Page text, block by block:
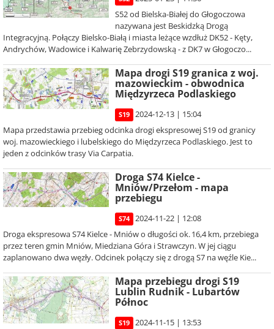
S52 od Bielska-Białej do Głogoczowa
nazywana jest Beskidzką Drogą
Integracyjną. Połączy Bielsko-Białą i miasta leżące wzdłuż DK52 - Kęty,
Andrychów, Wadowice i Kalwarię Zebrzydowską - z DK7 w Głogoczo...
Mapa drogi S19 granica z woj.
mazowieckim - obwodnica
Międzyrzeca Podlaskiego
S19
2024-12-13 | 15:04
Mapa przedstawia przebieg odcinka drogi ekspresowej S19 od granicy
woj. mazowieckiego i lubelskiego do Międzyrzeca Podlaskiego. Jest to
jeden z odcinków trasy Via Carpatia.
Droga S74 Kielce -
Mniów/Przełom - mapa
przebiegu
S74
2024-11-22 | 12:08
Droga ekspresowa S74 Kielce - Mniów o długości ok. 16,4 km, przebiega
przez teren gmin Mniów, Miedziana Góra i Strawczyn. W jej ciągu
zaplanowano dwa węzły. Odcinek połączy się z drogą S7 na węźle Kie...
Mapa przebiegu drogi S19
Lublin Rudnik - Lubartów
Północ
S19
2024-11-15 | 13:53